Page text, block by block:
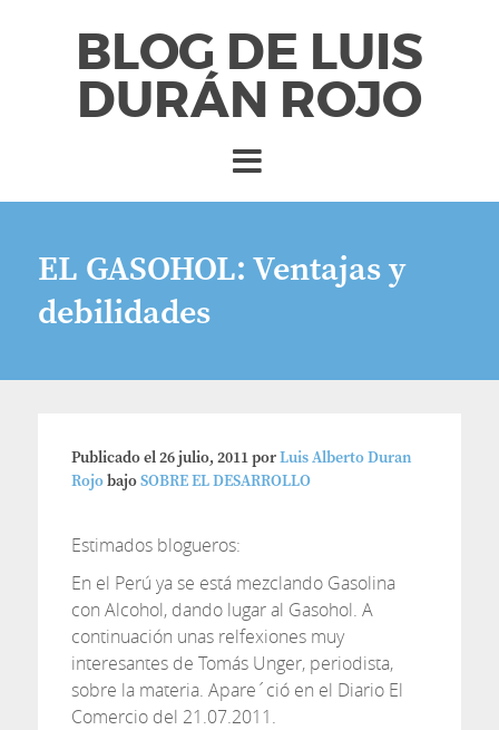
BLOG DE LUIS
DURÁN ROJO
EL GASOHOL: Ventajas y
debilidades
Publicado el26 julio, 2011porLuis Alberto Duran
RojobajoSOBRE EL DESARROLLO
Estimados blogueros:
En el Perú ya se está mezclando Gasolina
con Alcohol, dando lugar al Gasohol. A
continuación unas relfexiones muy
interesantes de Tomás Unger, periodista,
sobre la materia. Apare´ció en el Diario El
Comercio del 21.07.2011.